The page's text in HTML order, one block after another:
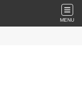
MENU